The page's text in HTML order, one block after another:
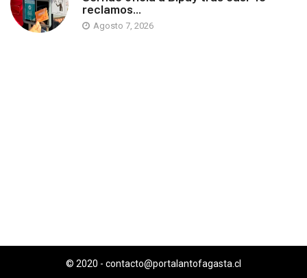
reclamos...
Agosto 7, 2026
© 2020 - contacto@portalantofagasta.cl